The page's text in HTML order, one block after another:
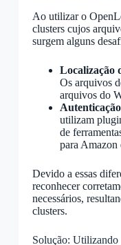
Ao utilizar o
clusters cujos
surgem alguns
Localização
Os arquivos
arquivos do
Autenticação
utilizam
de
para Amazon
Devido a essas
reconhecer
necessários,
clusters.
Solução: